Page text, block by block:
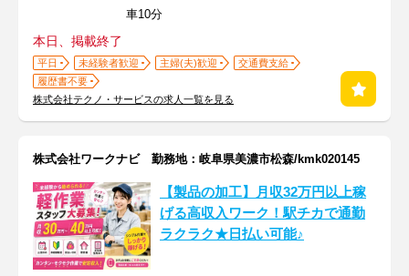
車10分
本日、掲載終了
平日 未経験者歓迎 主婦(夫)歓迎
交通費支給
履歴書不要
株式会社テクノ・サービスの求人一覧を見る
株式会社ワークナビ 勤務地：岐阜県美濃市松森/kmk020145
【製品の加工】月収32万円以上稼
げる高収入ワーク！駅チカで通勤
ラクラク★日払い可能♪